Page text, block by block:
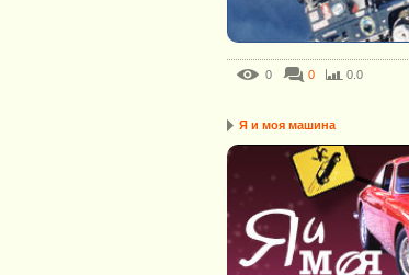
0 0 0.0
Я и моя машина